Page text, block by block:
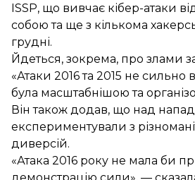
ISSP, що вивчає кібер-атаки
собою та ще з кількома
грудні.
Йдеться, зокрема, про злами
«Атаки 2016 та 2015 не
була масштабнішою та
Він також додав, що над
експериментували з
диверсій.
«Атака 2016 року не мала би